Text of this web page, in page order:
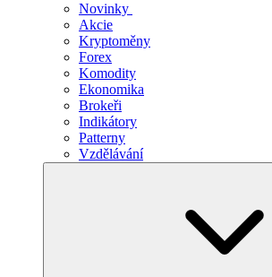
Novinky
Akcie
Kryptoměny
Forex
Komodity
Ekonomika
Brokeři
Indikátory
Patterny
Vzdělávání